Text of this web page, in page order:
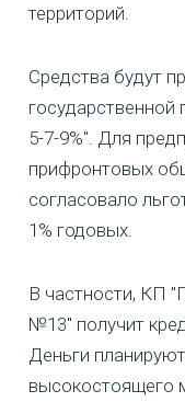
территорий.
Средства будут
5-7-9%". Для
прифронтовых
согласовало
1% годовых.
В частности, КП
№13" получит
Деньги
высокостоящего